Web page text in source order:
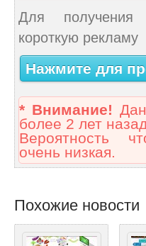
Для получения
короткую рекламу
Нажмите для
* Внимание!
более 2 лет
Вероятность
очень низкая.
Похожие новости